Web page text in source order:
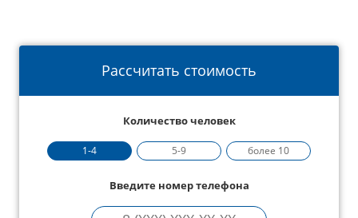
Рассчитать стоимость
Количество человек
1-4 5-9 более 10
Введите номер телефона